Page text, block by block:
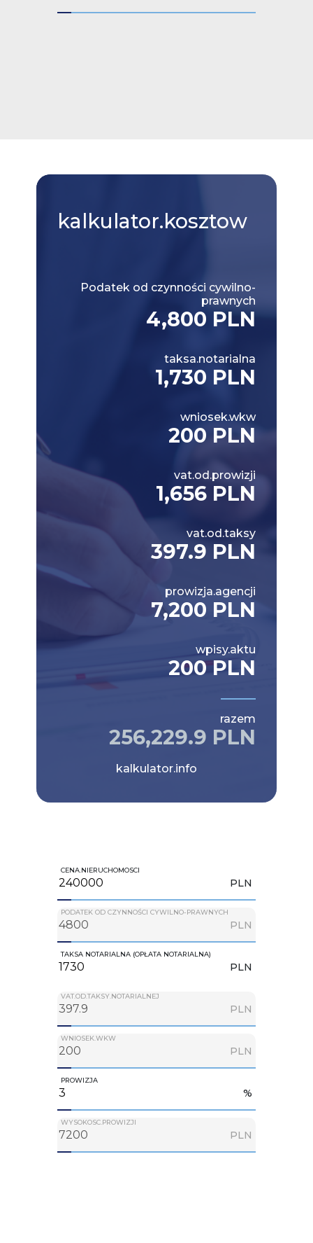
kalkulator.kosztow
Podatek od czynności cywilno-
prawnych
4,800 PLN
taksa.notarialna
1,730 PLN
wniosek.wkw
200 PLN
vat.od.prowizji
1,656 PLN
vat.od.taksy
397.9 PLN
prowizja.agencji
7,200 PLN
wpisy.aktu
200 PLN
razem
256,229.9 PLN
kalkulator.info
CENA.NIERUCHOMOSCI
PLN
PODATEK OD CZYNNOŚCI CYWILNO-PRAWNYCH
PLN
TAKSA NOTARIALNA (OPŁATA NOTARIALNA)
PLN
VAT.OD.TAKSY.NOTARIALNEJ
PLN
WNIOSEK.WKW
PLN
PROWIZJA
%
WYSOKOSC.PROWIZJI
PLN